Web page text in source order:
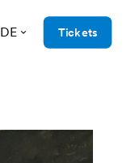
DE Tickets